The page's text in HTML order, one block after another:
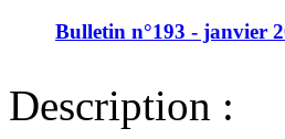
Bulletin n°193 - janvier
Description :